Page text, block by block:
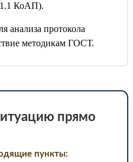
КоАП).
анализа протокола
методикам ГОСТ.
прямо
пункты: